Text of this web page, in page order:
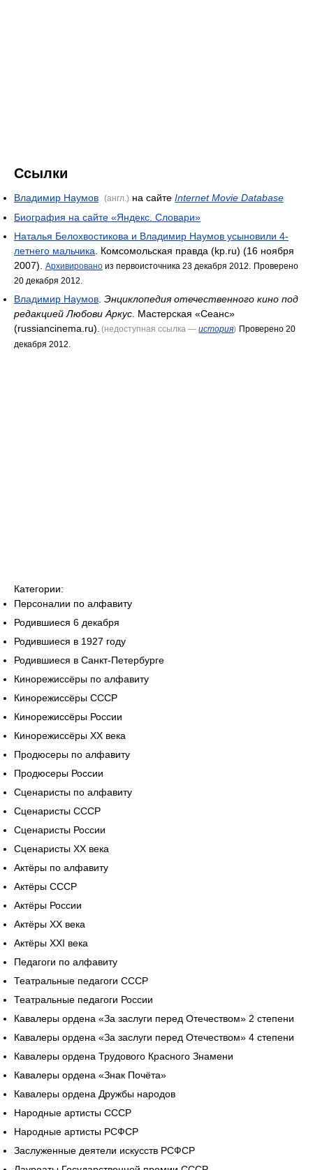
Ссылки
Владимир Наумов (англ.) на сайте Internet Movie Database
Биография на сайте «Яндекс. Словари»
Наталья Белохвостикова и Владимир Наумов усыновили 4-
летнего мальчика . Комсомольская правда (kp.ru) (16 ноября
2007).
Архивировано из первоисточника 23 декабря 2012.
Проверено
20 декабря 2012.
Владимир Наумов Энциклопедия отечественного кино под
редакцией Любови Аркус . Мастерская «Сеанс»
(russiancinema.ru). (недоступная ссылка —история) Проверено 20
декабря 2012.
Категории:
Персоналии по алфавиту
Родившиеся 6 декабря
Родившиеся в 1927 году
Родившиеся в Санкт-Петербурге
Кинорежиссёры по алфавиту
Кинорежиссёры СССР
Кинорежиссёры России
Кинорежиссёры XX века
Продюсеры по алфавиту
Продюсеры России
Сценаристы по алфавиту
Сценаристы СССР
Сценаристы России
Сценаристы XX века
Актёры по алфавиту
Актёры СССР
Актёры России
Актёры XX века
Актёры XXI века
Педагоги по алфавиту
Театральные педагоги СССР
Театральные педагоги России
Кавалеры ордена «За заслуги перед Отечеством» 2 степени
Кавалеры ордена «За заслуги перед Отечеством» 4 степени
Кавалеры ордена Трудового Красного Знамени
Кавалеры ордена «Знак Почёта»
Кавалеры ордена Дружбы народов
Народные артисты СССР
Народные артисты РСФСР
Заслуженные деятели искусств РСФСР